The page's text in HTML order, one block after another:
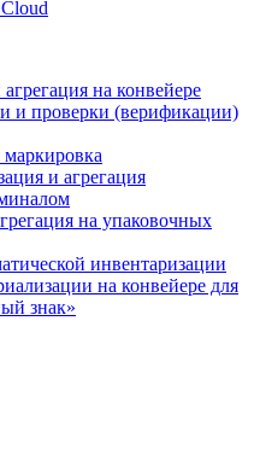
на конвейере
и проверки (верификации)
и агрегация
на упаковочных
инвентаризации
на конвейере для
знак»